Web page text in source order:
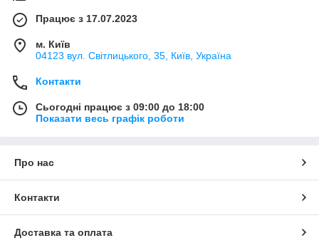
Працює з 17.07.2023
м. Київ
04123 вул. Світлицького, 35, Київ, Україна
Контакти
Сьогодні працює з 09:00 до 18:00
Показати весь графік роботи
Про нас
Контакти
Доставка та оплата